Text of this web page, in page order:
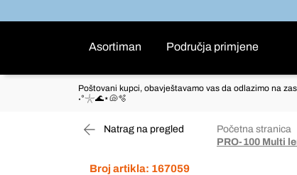
Asortiman Područja primjene
Poštovani kupci, obavještavamo vas da odlazimo na
˖°𓇼🌊⋆🐚🫧
Natrag na pregled Početna stranica
PRO-100 Multi
Broj artikla: 167059